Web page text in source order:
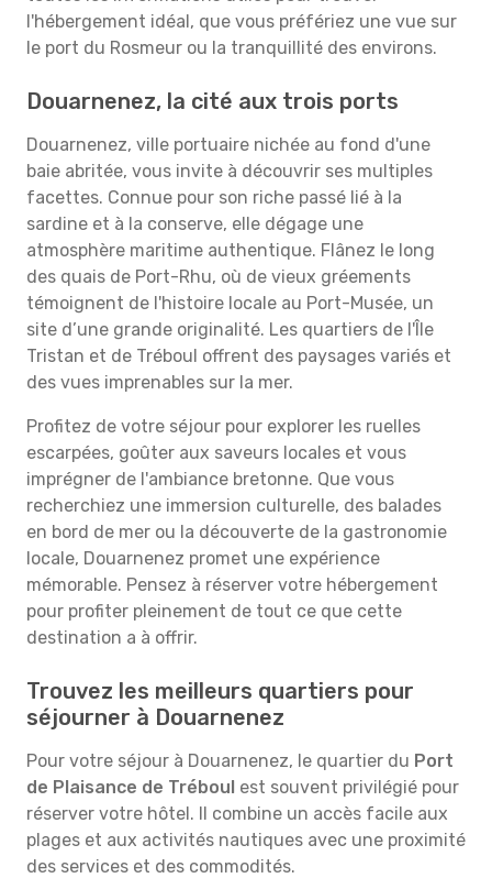
l'hébergement idéal, que vous préfériez une vue sur
le port du Rosmeur ou la tranquillité des environs.
Douarnenez, la cité aux trois ports
Douarnenez, ville portuaire nichée au fond d'une
baie abritée, vous invite à découvrir ses multiples
facettes. Connue pour son riche passé lié à la
sardine et à la conserve, elle dégage une
atmosphère maritime authentique. Flânez le long
des quais de Port-Rhu, où de vieux gréements
témoignent de l'histoire locale au Port-Musée, un
site d’une grande originalité. Les quartiers de l'Île
Tristan et de Tréboul offrent des paysages variés et
des vues imprenables sur la mer.
Profitez de votre séjour pour explorer les ruelles
escarpées, goûter aux saveurs locales et vous
imprégner de l'ambiance bretonne. Que vous
recherchiez une immersion culturelle, des balades
en bord de mer ou la découverte de la gastronomie
locale, Douarnenez promet une expérience
mémorable. Pensez à réserver votre hébergement
pour profiter pleinement de tout ce que cette
destination a à offrir.
Trouvez les meilleurs quartiers pour
séjourner à Douarnenez
Pour votre séjour à Douarnenez, le quartier du Port
de Plaisance de Tréboul est souvent privilégié pour
réserver votre hôtel. Il combine un accès facile aux
plages et aux activités nautiques avec une proximité
des services et des commodités.